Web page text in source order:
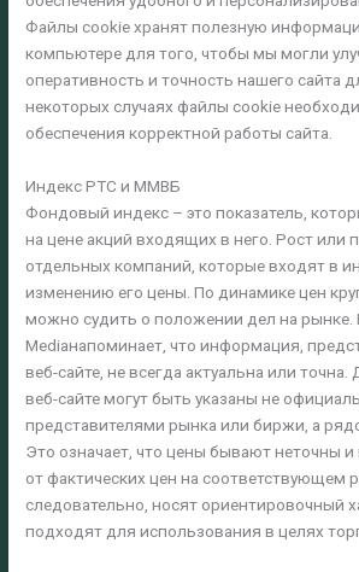
Файлы cookie хранят полезную
компьютере для того, чтобы мы могли
оперативность и точность нашего сайта
некоторых случаях файлы cookie
обеспечения корректной работы сайта.
Индекс РТС и ММВБ
Фондовый индекс – это показатель,
на цене акций входящих в него. Рост или
отдельных компаний, которые входят в
изменению его цены. По динамике цен
можно судить о положении дел на рынке.
Mediaнапоминает, что информация,
веб-сайте, не всегда актуальна или
веб-сайте могут быть указаны не
представителями рынка или биржи, а
Это означает, что цены бывают неточны и
от фактических цен на соответствующем
следовательно, носят ориентировочный
подходят для использования в целях